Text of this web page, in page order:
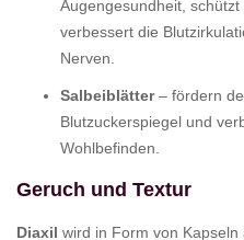
Augengesundheit, schützt
verbessert die
Nerven.
Salbeiblätter– fördern
Blutzuckerspiegel und
Wohlbefinden.
Geruch und Textur
Diaxil wird in Form von